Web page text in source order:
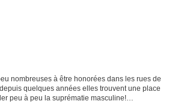
nombreuses à être honorées dans les rues de
quelques années elles trouvent une place
peu à peu la suprématie masculine!